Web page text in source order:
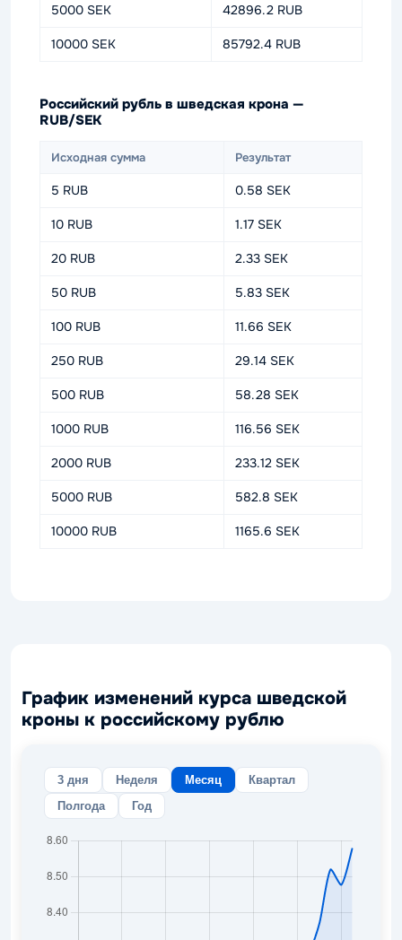
5000 SEK 42896.2 RUB
10000 SEK 85792.4 RUB
Российский рубль в шведская крона —
RUB/SEK
Исходная сумма Результат
5 RUB 0.58 SEK
10 RUB 1.17 SEK
20 RUB 2.33 SEK
50 RUB 5.83 SEK
100 RUB 11.66 SEK
250 RUB 29.14 SEK
500 RUB 58.28 SEK
1000 RUB 116.56 SEK
2000 RUB 233.12 SEK
5000 RUB 582.8 SEK
10000 RUB 1165.6 SEK
График изменений курса шведской
кроны к российскому рублю
3 дня Неделя Месяц
Квартал
Полгода
Год